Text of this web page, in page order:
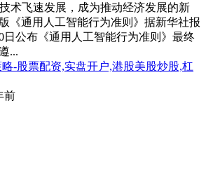
术飞速发展，成为推动经济发展的新
《通用人工智能行为准则》据新华社报
日公布《通用人工智能行为准则》最终
...
前